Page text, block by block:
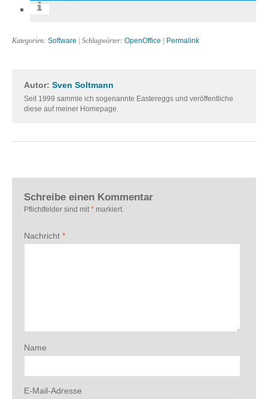
Kategorien: Software | Schlagwörter: OpenOffice Permalink
Autor: Sven Soltmann
Seit 1999 sammle ich sogenannte Eastereggs und veröffentliche
diese auf meiner Homepage.
Schreibe einen Kommentar
Pflichtfelder sind mit * markiert.
Nachricht *
Name
E-Mail-Adresse